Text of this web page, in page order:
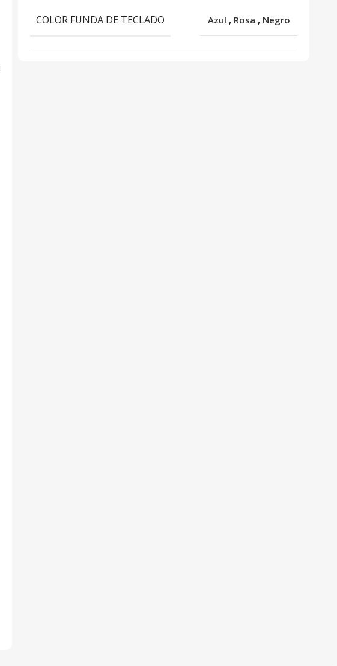
COLOR FUNDA DE TECLADO Azul , Rosa , Negro